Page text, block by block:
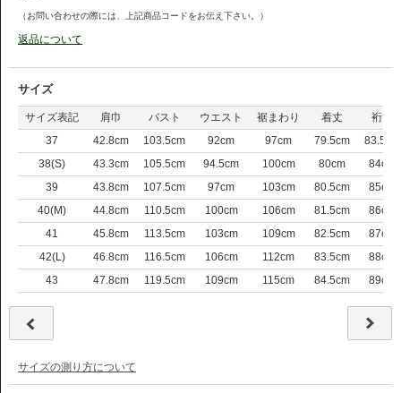
（お問い合わせの際には、上記商品コードをお伝え下さい。）
返品について
サイズ
サイズ表記 肩巾 バスト ウエスト 裾まわり 着丈
裄丈
37
42.8cm 103.5cm 92cm 97cm 79.5cm
83.5cm
38(S)
43.3cm 105.5cm 94.5cm 100cm 80cm
84cm
39
43.8cm 107.5cm 97cm 103cm 80.5cm
85cm
40(M)
44.8cm 110.5cm 100cm 106cm 81.5cm
86cm
41
45.8cm 113.5cm 103cm 109cm 82.5cm
87cm
42(L)
46.8cm 116.5cm 106cm 112cm 83.5cm
88cm
43
47.8cm 119.5cm 109cm 115cm 84.5cm 89cm
サイズの測り方について